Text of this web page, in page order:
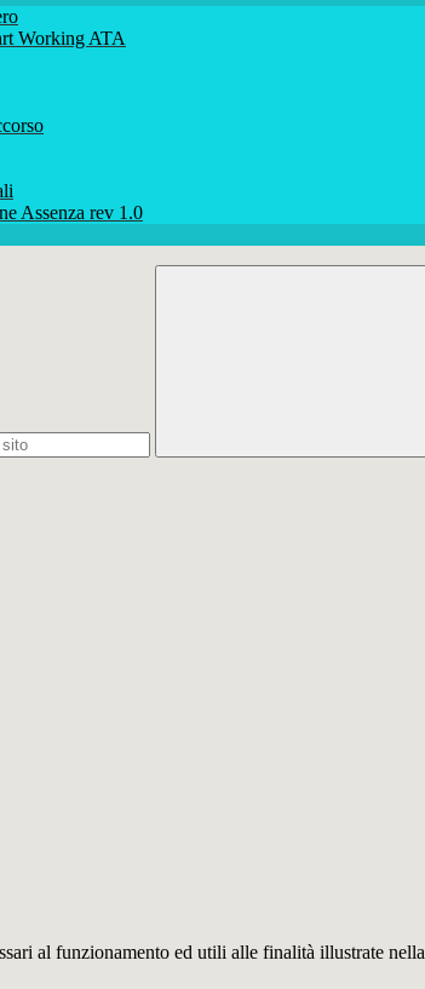
Working ATA
Assenza rev 1.0
al funzionamento ed utili alle finalità illustrate nella